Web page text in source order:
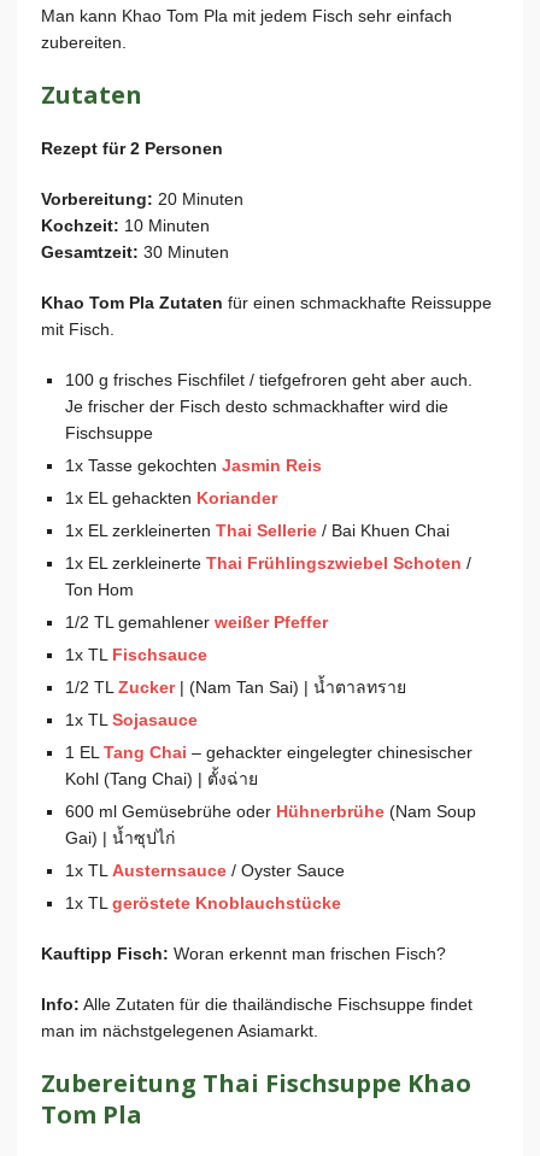
Man kann Khao Tom Pla mit jedem Fisch sehr einfach
zubereiten.
Zutaten
Rezept für 2 Personen
Vorbereitung: 20 Minuten
Kochzeit: 10 Minuten
Gesamtzeit: 30 Minuten
Khao Tom Pla Zutaten für einen schmackhafte Reissuppe
mit Fisch.
100 g frisches Fischfilet / tiefgefroren geht aber auch.
Je frischer der Fisch desto schmackhafter wird die
Fischsuppe
1x Tasse gekochten Jasmin Reis
1x EL gehackten Koriander
1x EL zerkleinerten Thai Sellerie / Bai Khuen Chai
1x EL zerkleinerte Thai Frühlingszwiebel Schoten /
Ton Hom
1/2 TL gemahlener weißer Pfeffer
1x TL Fischsauce
1/2 TL Zucker| (Nam Tan Sai) | น้ำตาลทราย
1x TL Sojasauce
1 EL Tang Chai – gehackter eingelegter chinesischer
Kohl (Tang Chai) | ตั้งฉ่าย
600 ml Gemüsebrühe oder Hühnerbrühe (Nam Soup
Gai) | น้ำซุปไก่
1x TL Austernsauce / Oyster Sauce
1x TL geröstete Knoblauchstücke
Kauftipp Fisch: Woran erkennt man frischen Fisch?
Info: Alle Zutaten für die thailändische Fischsuppe findet
man im nächstgelegenen Asiamarkt.
Zubereitung Thai Fischsuppe Khao
Tom Pla